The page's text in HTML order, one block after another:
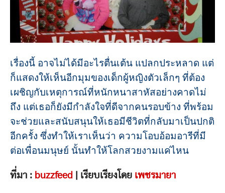
เรื่องนี้ อาจไม่ได้มีอะไรตื่นเต้น แปลกประหลาด แต่
ก็แสดงให้เห็นอีกมุมของเด็กผู้หญิงตัวเล็กๆ ที่ต้อง
เผชิญกับเหตุการณ์ที่หนักหนาสาหัสอย่างคาดไม่
ถึง แต่เธอก็ยังมีกำลังใจที่ดีจากคนรอบข้าง ที่พร้อม
จะช่วยและสนับสนุนให้เธอมีชีวิตที่กลับมาเป็นปกติ
อีกครั้ง ซึ่งทำให้เราเห็นว่า ความโอบอ้อมอารีที่มี
ต่อเพื่อนมนุษย์ นั้นทำให้โลกสวยงามแค่ไหน
ที่มา : buzzfeed | เรียบเรียงโดย เพชรมายา